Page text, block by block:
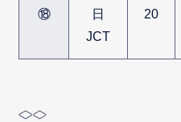
⑱
日
JCT
20